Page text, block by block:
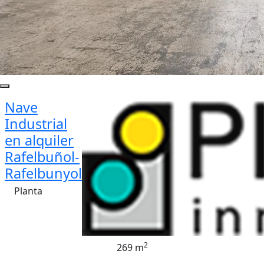
Nave
Industrial
en alquiler
Rafelbuñol-
Rafelbunyol
Planta
269 m2